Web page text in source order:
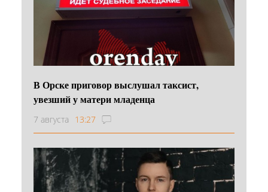
В Орске приговор выслушал таксист,
увезший у матери младенца
7 августа 13:27